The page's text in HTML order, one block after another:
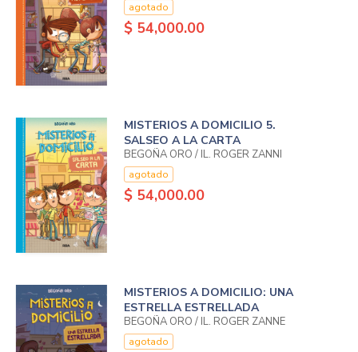
agotado
$ 54,000.00
MISTERIOS A DOMICILIO 5.
SALSEO A LA CARTA
BEGOÑA ORO / IL. ROGER ZANNI
agotado
$ 54,000.00
MISTERIOS A DOMICILIO: UNA
ESTRELLA ESTRELLADA
BEGOÑA ORO / IL. ROGER ZANNE
agotado